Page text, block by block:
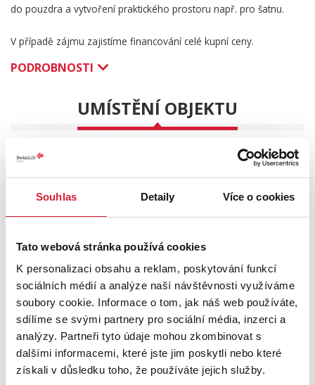
Souhlas Detaily Více o cookies
Tato webová stránka používá cookies
K personalizaci obsahu a reklam, poskytování funkcí
sociálních médií a analýze naší návštěvnosti využíváme
soubory cookie. Informace o tom, jak náš web používáte,
sdílíme se svými partnery pro sociální média, inzerci a
analýzy. Partneři tyto údaje mohou zkombinovat s
dalšími informacemi, které jste jim poskytli nebo které
získali v důsledku toho, že používáte jejich služby.
do pouzdra a vytvoření praktického prostoru např. pro šatnu.
V případě zájmu zajistíme financování celé kupní ceny.
PODROBNOSTI
UMÍSTĚNÍ OBJEKTU
+
Leaflet © OpenStreetMap